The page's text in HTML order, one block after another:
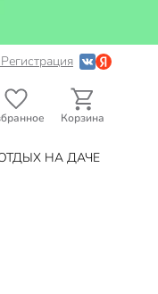
Корзина
НА ДАЧЕ